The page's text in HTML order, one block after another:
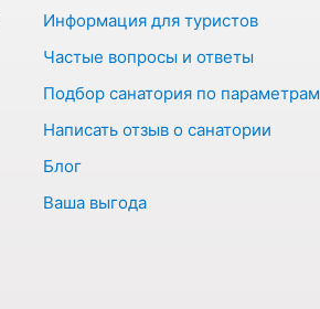
Информация для туристов
Частые вопросы и ответы
Подбор санатория по параметрам
Написать отзыв о санатории
Блог
Ваша выгода